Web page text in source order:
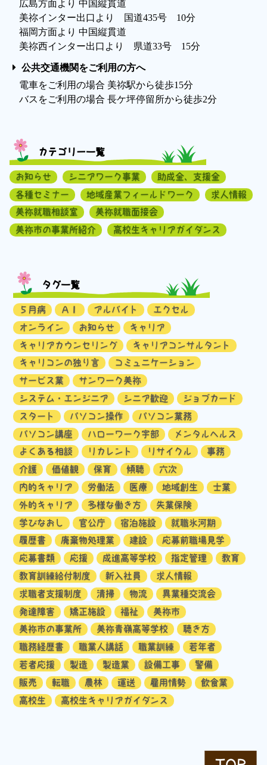
広島方面より 中国縦貫道
美祢インター出口より 国道435号 10分
福岡方面より 中国縦貫道
美祢西インター出口より 県道33号 15分
公共交通機関をご利用の方へ
電車をご利用の場合 美祢駅から徒歩15分
バスをご利用の場合 長ケ坪停留所から徒歩2分
カテゴリー一覧
お知らせ シニアワーク事業
助成金、支援金
各種セミナー
地域産業フィールドワーク
求人情報
美祢就職相談室
美祢就職面接会
美祢市の事業所紹介
高校生キャリアガイダンス
タグ一覧
５月病 ＡＩ アルバイト
エクセル
オンライン
お知らせ
キャリア
キャリアカウンセリング
キャリアコンサルタント
キャリコンの独り言
コミュニケーション
サービス業
サンワーク美祢
システム・エンジニア
シニア歓迎
ジョブカード
スタート
パソコン操作
パソコン業務
パソコン講座
ハローワーク宇部
メンタルヘルス
よくある相談
リカレント リサイクル
事務
介護
価値観 保育 傾聴
六次
内的キャリア
労働法 医療 地域創生
士業
外的キャリア
多様な働き方
失業保険
学びなおし
官公庁 宿泊施設
就職氷河期
履歴書
廃棄物処理業 建設
応募前職場見学
応募書類
応援 成進高等学校 指定管理
教育
教育訓練給付制度
新入社員
求人情報
求職者支援制度
清掃 物流
異業種交流会
発達障害
矯正施設 福祉
美祢市
美祢市の事業所
美祢青嶺高等学校
聴き方
職務経歴書
職業人講話 職業訓練
若年者
若者応援
製造 製造業 設備工事
警備
販売
転職 農林 運送 雇用情勢
飲食業
高校生
高校生キャリアガイダンス